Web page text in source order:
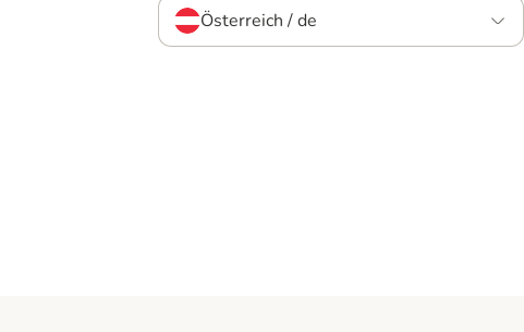
Österreich / de